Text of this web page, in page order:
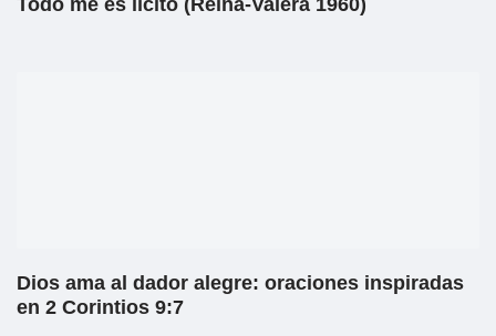
Todo me es lícito (Reina-Valera 1960)
Dios ama al dador alegre: oraciones inspiradas
en 2 Corintios 9:7